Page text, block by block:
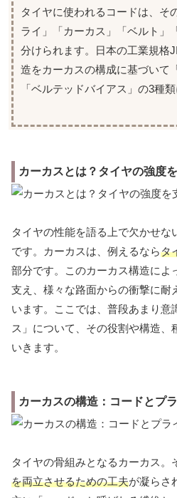
タイヤに使われるコードは、そ
ライ」「カーカス」「ベルト」
分けられます。日本の工業規格
造をカーカスの構成に基づいて
「ベルテッドバイアス」の3種
カーカスとは？タイヤの強度
タイヤの性能を語る上で欠かせな
です。カーカスは、例えるならタ
部分です。このカーカス構造によ
支え、様々な路面からの衝撃に耐
います。ここでは、普段あまり意
ス」について、その役割や構造、
いきます。
カーカスの構造：コードとプ
タイヤの骨組みとなるカーカス。
を両立させるための工夫が凝らさ